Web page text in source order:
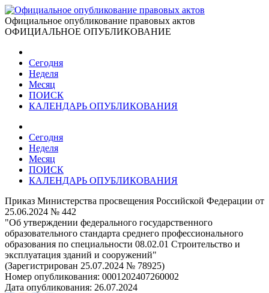
Официальное опубликование правовых актов
ОФИЦИАЛЬНОЕ ОПУБЛИКОВАНИЕ
Сегодня
Неделя
Месяц
ПОИСК
КАЛЕНДАРЬ ОПУБЛИКОВАНИЯ
Сегодня
Неделя
Месяц
ПОИСК
КАЛЕНДАРЬ ОПУБЛИКОВАНИЯ
Приказ Министерства просвещения Российской Федерации от
25.06.2024 № 442
"Об утверждении федерального государственного
образовательного стандарта среднего профессионального
образования по специальности 08.02.01 Строительство и
эксплуатация зданий и сооружений"
(Зарегистрирован 25.07.2024 № 78925)
Номер опубликования: 0001202407260002
Дата опубликования: 26.07.2024